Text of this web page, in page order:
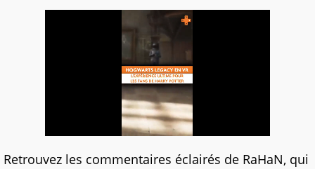
Retrouvez les commentaires éclairés de RaHaN, qui